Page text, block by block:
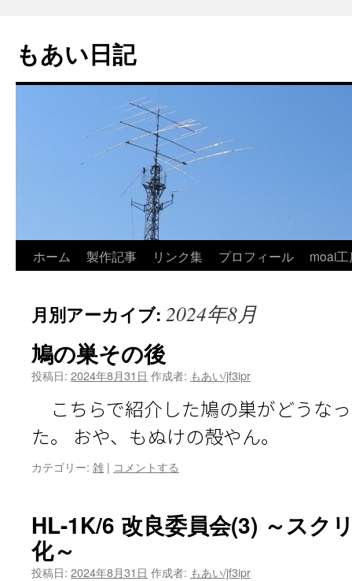
テ
ン
もあい日記
ホーム 製作記事 リンク集 プロフィール moai
月別アーカイブ: 2024年8月
鳩の巣その後
投稿日: 2024年8月31日 作成者: もあい/jf3ipr
こちらで紹介した鳩の巣がどうな
た。 おや、もぬけの殻やん。
カテゴリー: 雑 | コメントする
HL-1K/6 改良委員会(3) ～スク
化～
投稿日: 2024年8月31日 作成者: もあい/jf3ipr